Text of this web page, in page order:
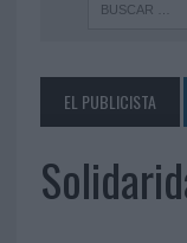
EL PUBLICISTA